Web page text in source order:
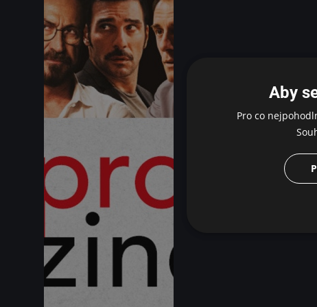
Aby
Pro co